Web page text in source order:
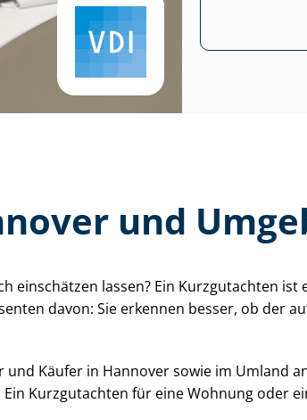
und
einschätzen lassen? Ein Kurzgutachten ist
davon: Sie erkennen besser, ob der
Käufer in Hannover sowie im Umland
Kurzgutachten für eine Wohnung oder